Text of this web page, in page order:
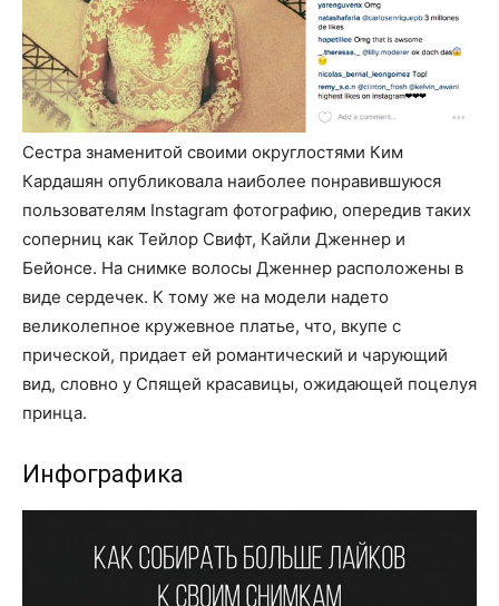
Сестра знаменитой своими округлостями Ким
Кардашян опубликовала наиболее понравившуюся
пользователям Instagram фотографию, опередив таких
соперниц как Тейлор Свифт, Кайли Дженнер и
Бейонсе. На снимке волосы Дженнер расположены в
виде сердечек. К тому же на модели надето
великолепное кружевное платье, что, вкупе с
прической, придает ей романтический и чарующий
вид, словно у Спящей красавицы, ожидающей поцелуя
принца.
Инфографика